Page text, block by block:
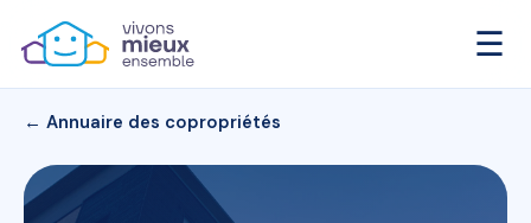
☰
← Annuaire des copropriétés